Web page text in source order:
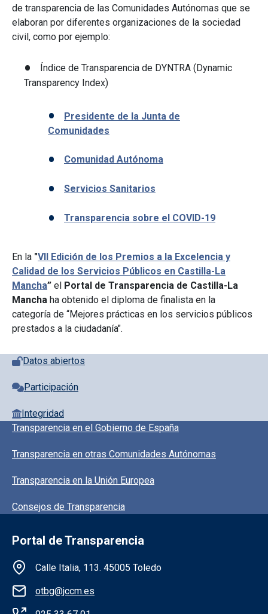
de transparencia de las Comunidades Autónomas que se
elaboran por diferentes organizaciones de la sociedad
civil, como por ejemplo:
Índice de Transparencia de DYNTRA (Dynamic
Transparency Index)
Presidente de la Junta de
Comunidades
Comunidad Autónoma
Servicios Sanitarios
Transparencia sobre el COVID-19
En la "VII Edición de los Premios a la Excelencia y
Calidad de los Servicios Públicos en Castilla-La
Mancha” el Portal de Transparencia de Castilla-La
Mancha ha obtenido el diploma de finalista en la
categoría de “Mejores prácticas en los servicios públicos
prestados a la ciudadanía".
Pie de página con iconos
Datos abiertos
Participación
Integridad
Pie de pagina información
Transparencia en el Gobierno de España
Transparencia en otras Comunidades Autónomas
Transparencia en la Unión Europea
Consejos de Transparencia
Portal de Transparencia
Información de la institución
Calle Italia, 113. 45005 Toledo
otbg@jccm.es